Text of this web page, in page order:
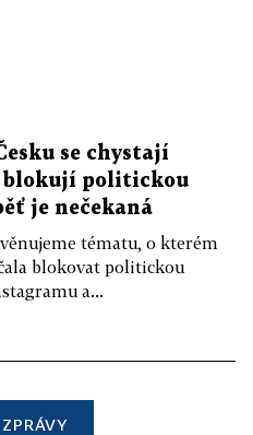
se chystají
blokují politickou
je nečekaná
tématu, o kterém
blokovat politickou
a...